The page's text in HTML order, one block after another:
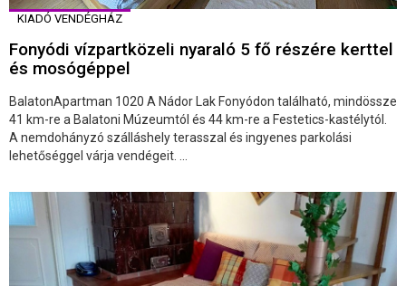
KIADÓ VENDÉGHÁZ
Fonyódi vízpartközeli nyaraló 5 fő részére kerttel
és mosógéppel
BalatonApartman 1020 A Nádor Lak Fonyódon található, mindössze
41 km-re a Balatoni Múzeumtól és 44 km-re a Festetics-kastélytól.
A nemdohányzó szálláshely terasszal és ingyenes parkolási
lehetőséggel várja vendégeit. ...